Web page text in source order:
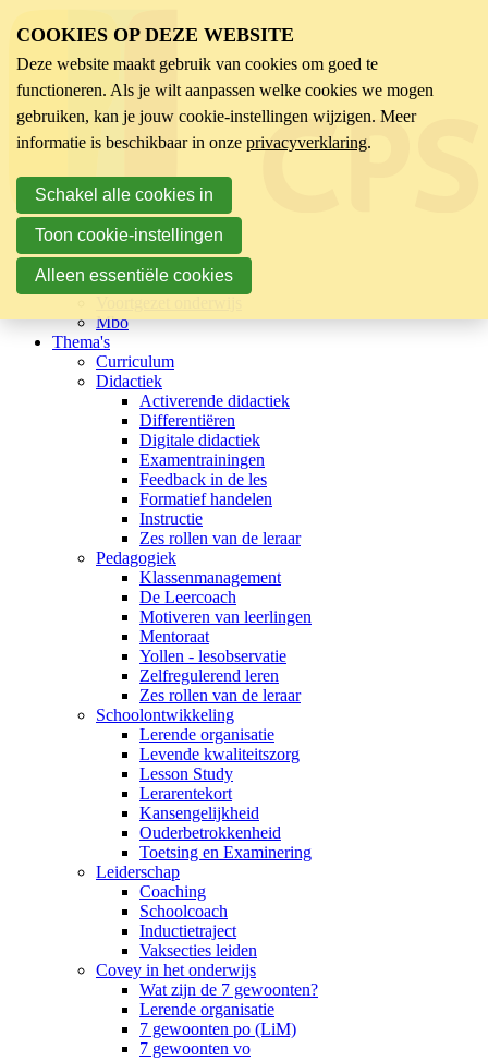
Sector
Kinderopvang
Basisonderwijs
Mbo
Thema's
Curriculum
Didactiek
Activerende didactiek
Differentiëren
Digitale didactiek
Examentrainingen
Feedback in de les
Formatief handelen
Instructie
Zes rollen van de leraar
Pedagogiek
Klassenmanagement
De Leercoach
Motiveren van leerlingen
Mentoraat
Yollen - lesobservatie
Zelfregulerend leren
Zes rollen van de leraar
Schoolontwikkeling
Lerende organisatie
Levende kwaliteitszorg
Lesson Study
Lerarentekort
Kansengelijkheid
Ouderbetrokkenheid
Toetsing en Examinering
Leiderschap
Coaching
Schoolcoach
Inductietraject
Vaksecties leiden
Covey in het onderwijs
Wat zijn de 7 gewoonten?
Lerende organisatie
7 gewoonten po (LiM)
7 gewoonten vo
COOKIES OP DEZE WEBSITE
Deze website maakt gebruik van cookies om goed te
functioneren. Als je wilt aanpassen welke cookies we mogen
gebruiken, kan je jouw cookie-instellingen wijzigen. Meer
informatie is beschikbaar in onze privacyverklaring.
Schakel alle cookies in
Toon cookie-instellingen
Alleen essentiële cookies